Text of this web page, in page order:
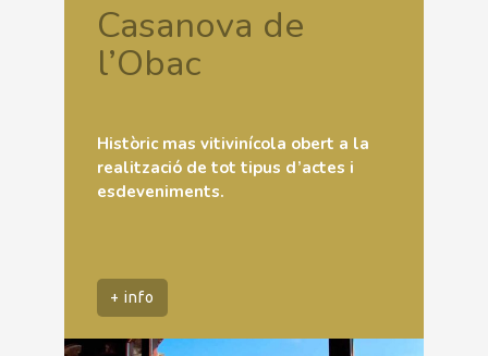
Casanova de
l’Obac
Històric mas vitivinícola obert a la
realització de tot tipus d’actes i
esdeveniments.
+ info